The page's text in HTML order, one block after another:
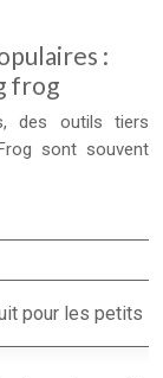
:
frog
des outils tiers
sont souvent
pour les petits